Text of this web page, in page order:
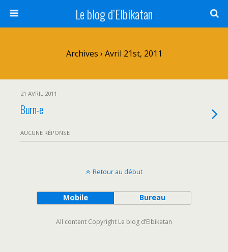
Le blog d’Elbikatan
Archives › Avril 21st, 2011
21 AVRIL 2011
Burn-e
AUCUNE RÉPONSE
Retour au début
Mobile Bureau
All content Copyright Le blog d’Elbikatan